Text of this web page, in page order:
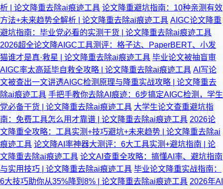
析 | 论文降重去除ai痕迹工具 论文降重避坑指南：10种亲测有效
方法+未来趋势全解析 | 论文降重去除ai痕迹工具 AIGC论文降重
避坑指南：毕业党必看的实测干货 | 论文降重去除ai痕迹工具
2026超全论文降AIGC工具测评：格子达、PaperBERT、小发
猫谁才是真·救星 | 论文降重去除ai痕迹工具 毕业论文被抽盲审
AIGC率太高延毕自救全攻略 | 论文降重去除ai痕迹工具 AI写论
文被查出一文讲透AIGC检测原理与降重实战攻略 | 论文降重去
除ai痕迹工具 手把手教你去除AI痕迹：6步搞定AIGC检测，学生
党必备干货 | 论文降重去除ai痕迹工具 大学生论文查重避坑指
南：免费工具怎么用才靠谱 | 论文降重去除ai痕迹工具 2026论
文降重全攻略：工具实测+技巧避坑+未来趋势 | 论文降重去除ai
痕迹工具 论文降AI率神器大测评：6大工具实测+避坑指南 | 论
文降重去除ai痕迹工具 论文AI查重全攻略：搞懂AI率、避坑指南
与实用技巧 | 论文降重去除ai痕迹工具 毕业论文降重实战指南：
6大技巧助你从35%降到8% | 论文降重去除ai痕迹工具 2026年AI